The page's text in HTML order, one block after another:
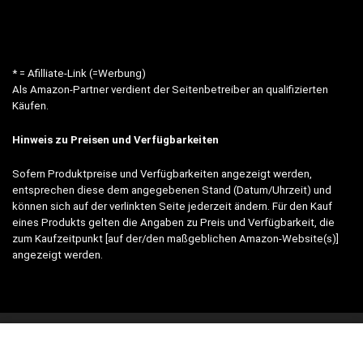
* = Afilliate-Link (=Werbung)
Als Amazon-Partner verdient der Seitenbetreiber an qualifizierten
Käufen.
Hinweis zu Preisen und Verfügbarkeiten
Sofern Produktpreise und Verfügbarkeiten angezeigt werden,
entsprechen diese dem angegebenen Stand (Datum/Uhrzeit) und
können sich auf der verlinkten Seite jederzeit ändern. Für den Kauf
eines Produkts gelten die Angaben zu Preis und Verfügbarkeit, die
zum Kaufzeitpunkt [auf der/den maßgeblichen Amazon-Website(s)]
angezeigt werden.